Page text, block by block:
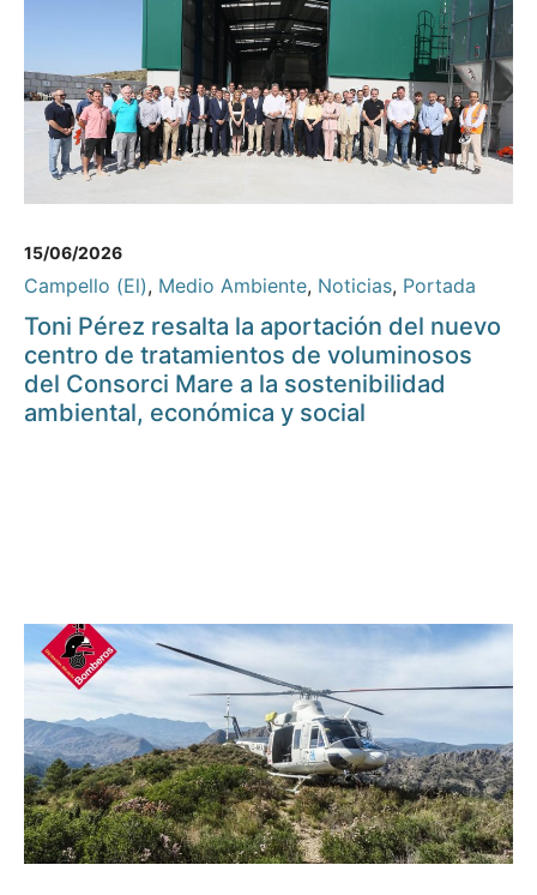
15/06/2026
Campello (El), Medio Ambiente, Noticias, Portada
Toni Pérez resalta la aportación del nuevo
centro de tratamientos de voluminosos
del Consorci Mare a la sostenibilidad
ambiental, económica y social